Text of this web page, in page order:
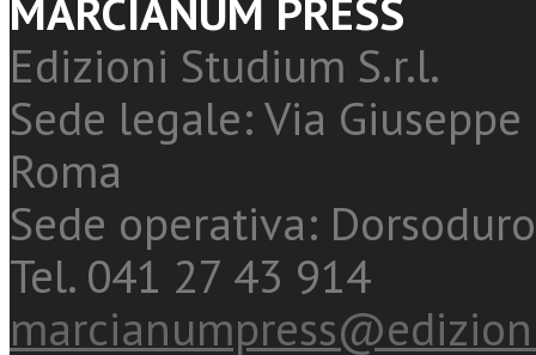
MARCIANUM PRESS
Edizioni Studium S.r.l.
Sede legale: Via
Roma
Sede operativa:
Tel. 041 27 43 914